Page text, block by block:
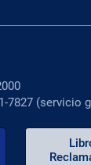
7827 (servicio